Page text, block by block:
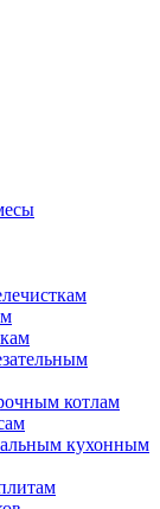
котлам
кухонным